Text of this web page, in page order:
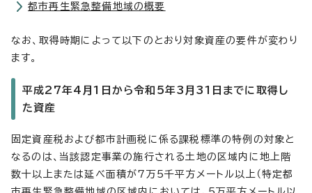
都市再生緊急整備地域の概要
なお、取得時期によって以下のとおり対象資産の要件が変わり
ます。
平成27年4月1日から令和5年3月31日までに取得し
た資産
固定資産税および都市計画税に係る課税標準の特例の対象と
なるのは、当該認定事業の施行される土地の区域内に地上階
数十以上または延べ面積が7万5千平方メートル以上（特定都